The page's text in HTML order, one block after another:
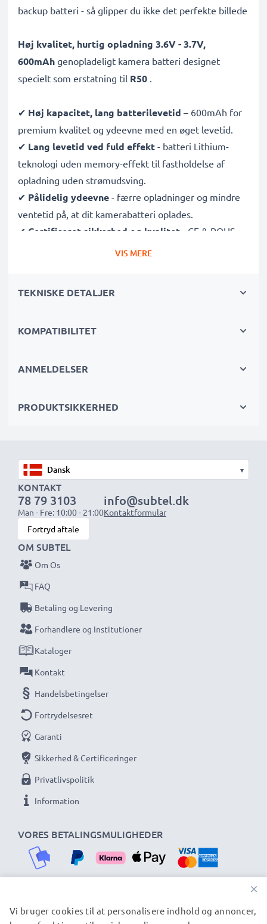
backup batteri - så glipper du ikke det perfekte billede
Høj kvalitet, hurtig opladning 3.6V - 3.7V,
600mAh genopladeligt kamera batteri designet
specielt som erstatning til R50 .
✔ Høj kapacitet, lang batterilevetid – 600mAh for
premium kvalitet og ydeevne med en øget levetid.
✔ Lang levetid ved fuld effekt - batteri Lithium-
teknologi uden memory-effekt til fastholdelse af
opladning uden strømudsving.
✔ Pålidelig ydeevne - færre opladninger og mindre
ventetid på, at dit kamerabatteri oplades.
✔ Certificeret sikkerhed og kvalitet - CE & ROHS
certificeret, A klasse batteri med beskyttelse mod
testes for at sikre, at alle sikkerhedskrav er opfyldt, og
Kapacitet: 600mAh
Vi har siden 2004 ageret som international
specialforhandler og vi ved, hvad det kommer an på
ved højkvalitetsprodukter. Derfor giver sikrer vi dig en
garanti på 36 måneder!
VIS MERE
TEKNISKE DETALJER
KOMPATIBILITET
ANMELDELSER
PRODUKTSIKKERHED
▾
KONTAKT
78 79 3103
Man - Fre: 10:00 - 21:00
info@subtel.dk
Kontaktformular
Fortryd aftale
VORES BETALINGSMULIGHEDER
OM SUBTEL
Om Os
FAQ
Betaling og Levering
Forhandlere og Institutioner
Kataloger
Kontakt
Handelsbetingelser
Fortrydelsesret
Garanti
Sikkerhed & Certificeringer
Privatlivspolitik
Information
VORES FORSENDELSESPARTNERE
×
Vi bruger cookies til at personalisere indhold og annoncer,